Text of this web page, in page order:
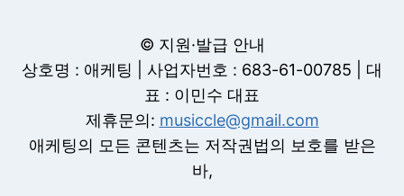
© 지원·발급 안내
상호명 : 애케팅 | 사업자번호 : 683-61-00785 | 대
표 : 이민수 대표
제휴문의: musiccle@gmail.com
애케팅의 모든 콘텐츠는 저작권법의 보호를 받은
바,